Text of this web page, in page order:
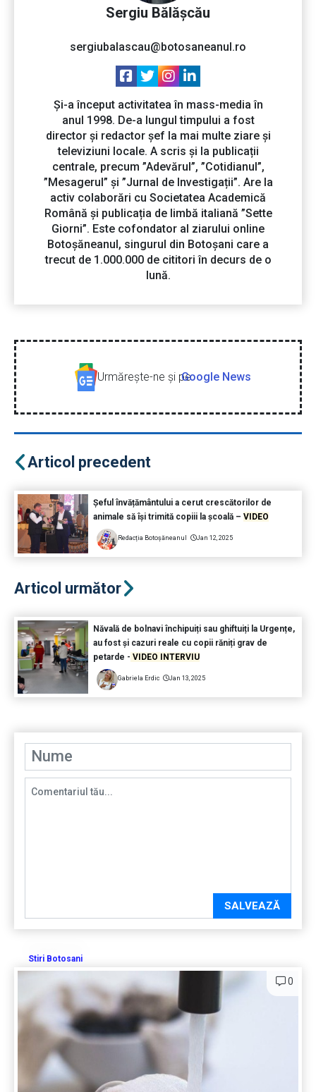
Sergiu Bălășcău
sergiubalascau@botosaneanul.ro
Și-a început activitatea în mass-media în
anul 1998. De-a lungul timpului a fost
director și redactor șef la mai multe ziare și
televiziuni locale. A scris și la publicații
centrale, precum ”Adevărul”, ”Cotidianul”,
”Mesagerul” și ”Jurnal de Investigații”. Are la
activ colaborări cu Societatea Academică
Română și publicația de limbă italiană ”Sette
Giorni”. Este cofondator al ziarului online
Botoșăneanul, singurul din Botoșani care a
trecut de 1.000.000 de cititori în decurs de o
lună.
Urmăreşte-ne şi peGoogle News
Articol precedent
Șeful învățământului a cerut crescătorilor de
animale să își trimită copiii la școală – VIDEO
Redacția Botoșăneanul Jan 12, 2025
Articol următor
Năvală de bolnavi închipuiți sau ghiftuiți la Urgențe,
au fost și cazuri reale cu copii răniți grav de
petarde - VIDEO INTERVIU
Gabriela Erdic Jan 13, 2025
SALVEAZĂ
Stiri Botosani
0